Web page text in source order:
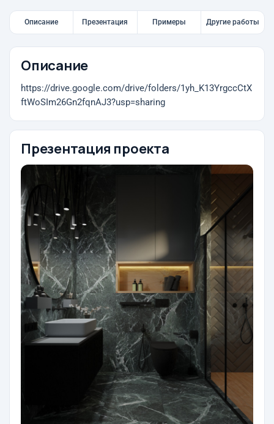
Описание Презентация Примеры Другие работы
Описание
https://drive.google.com/drive/folders/1yh_K13YrgccCtX
ftWoSIm26Gn2fqnAJ3?usp=sharing
Презентация проекта